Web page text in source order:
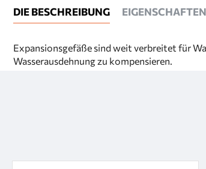
DIE BESCHREIBUNG EIGENSCHAFTEN
Expansionsgefäße sind weit verbreitet für
Wasserausdehnung zu kompensieren.